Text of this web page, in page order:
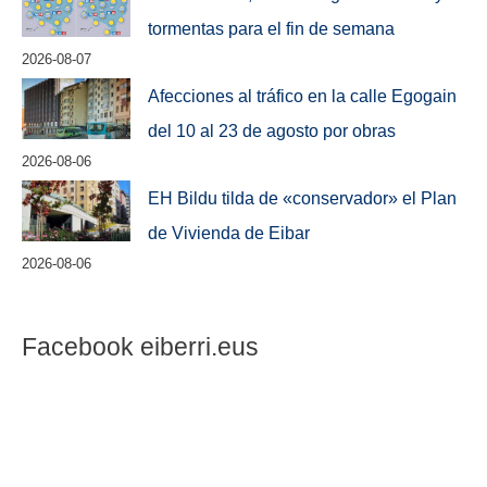
tormentas para el fin de semana
2026-08-07
Afecciones al tráfico en la calle Egogain
del 10 al 23 de agosto por obras
2026-08-06
EH Bildu tilda de «conservador» el Plan
de Vivienda de Eibar
2026-08-06
Facebook eiberri.eus